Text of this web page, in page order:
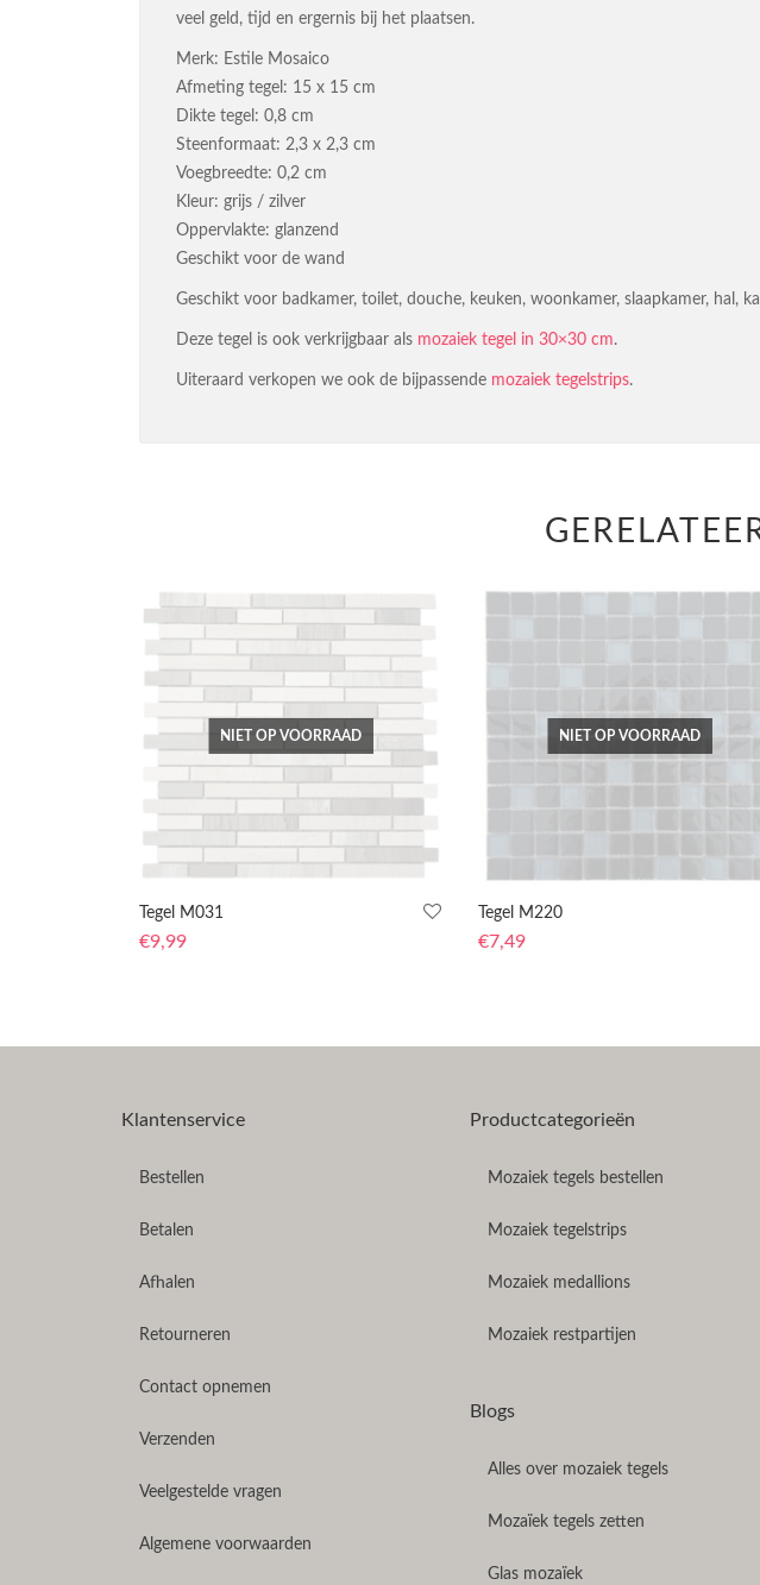
veel geld, tijd en ergernis bij het plaatsen.
Merk: Estile Mosaico
Afmeting tegel: 15 x 15 cm
Dikte tegel: 0,8 cm
Steenformaat: 2,3 x 2,3 cm
Voegbreedte: 0,2 cm
Kleur: grijs / zilver
Oppervlakte: glanzend
Geschikt voor de wand
Geschikt voor badkamer, toilet, douche, keuken, woonkamer, slaapkamer, hal,
Deze tegel is ook verkrijgbaar als mozaiek tegel in 30×30 cm.
Uiteraard verkopen we ook de bijpassende mozaiek tegelstrips.
NIET OP VOORRAAD
Tegel M031
€9,99
NIET OP VOORRAAD
Tegel M220
€7,49
Klantenservice
Bestellen
Betalen
Afhalen
Retourneren
Contact opnemen
Verzenden
Veelgestelde vragen
Algemene voorwaarden
Productcategorieën
Mozaiek tegels bestellen
Mozaiek tegelstrips
Mozaiek medallions
Mozaiek restpartijen
Blogs
Alles over mozaiek tegels
Mozaïek tegels zetten
Glas mozaïek